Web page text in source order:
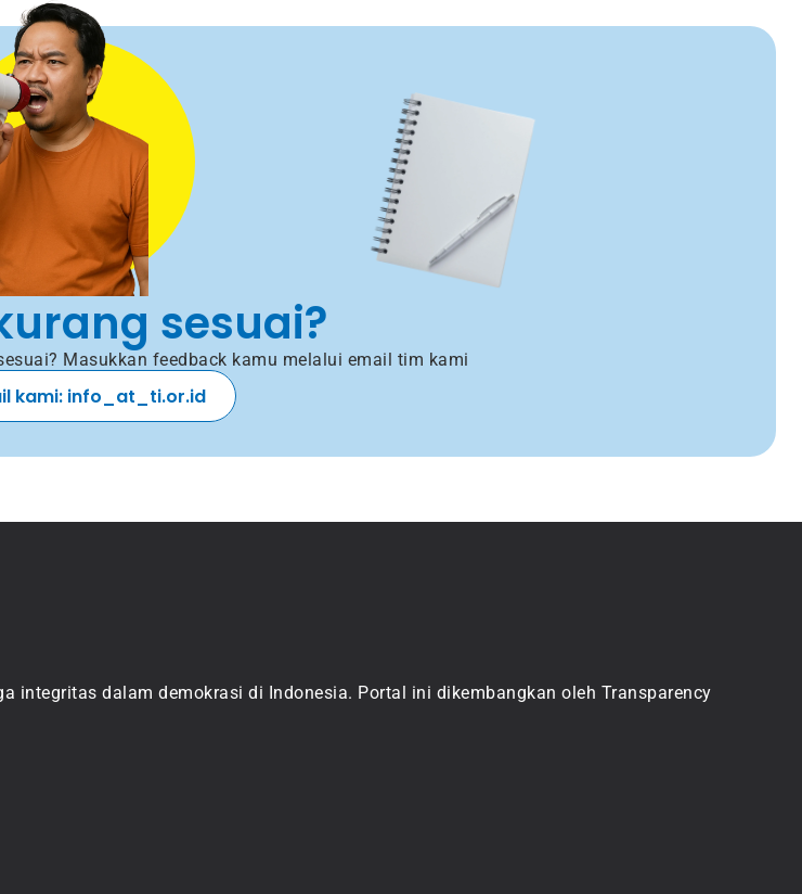
sesuai?
Masukkan feedback kamu melalui email tim kami
kami: info_at_ti.or.id
integritas dalam demokrasi di Indonesia. Portal ini dikembangkan oleh Transparency